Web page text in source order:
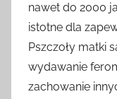
nawet do 2000
istotne dla
Pszczoły matki
wydawanie
zachowanie